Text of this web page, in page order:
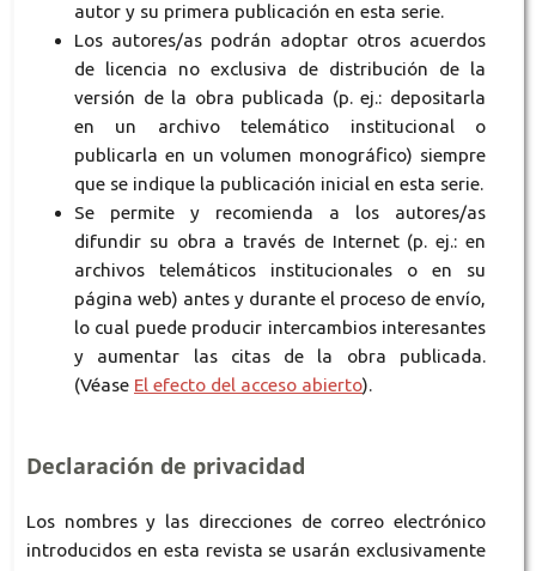
autor y su primera publicación en esta serie.
Los autores/as podrán adoptar otros acuerdos
de licencia no exclusiva de distribución de la
versión de la obra publicada (p. ej.: depositarla
en un archivo telemático institucional o
publicarla en un volumen monográfico) siempre
que se indique la publicación inicial en esta serie.
Se permite y recomienda a los autores/as
difundir su obra a través de Internet (p. ej.: en
archivos telemáticos institucionales o en su
página web) antes y durante el proceso de envío,
lo cual puede producir intercambios interesantes
y aumentar las citas de la obra publicada.
(Véase El efecto del acceso abierto).
Declaración de privacidad
Los nombres y las direcciones de correo electrónico
introducidos en esta revista se usarán exclusivamente